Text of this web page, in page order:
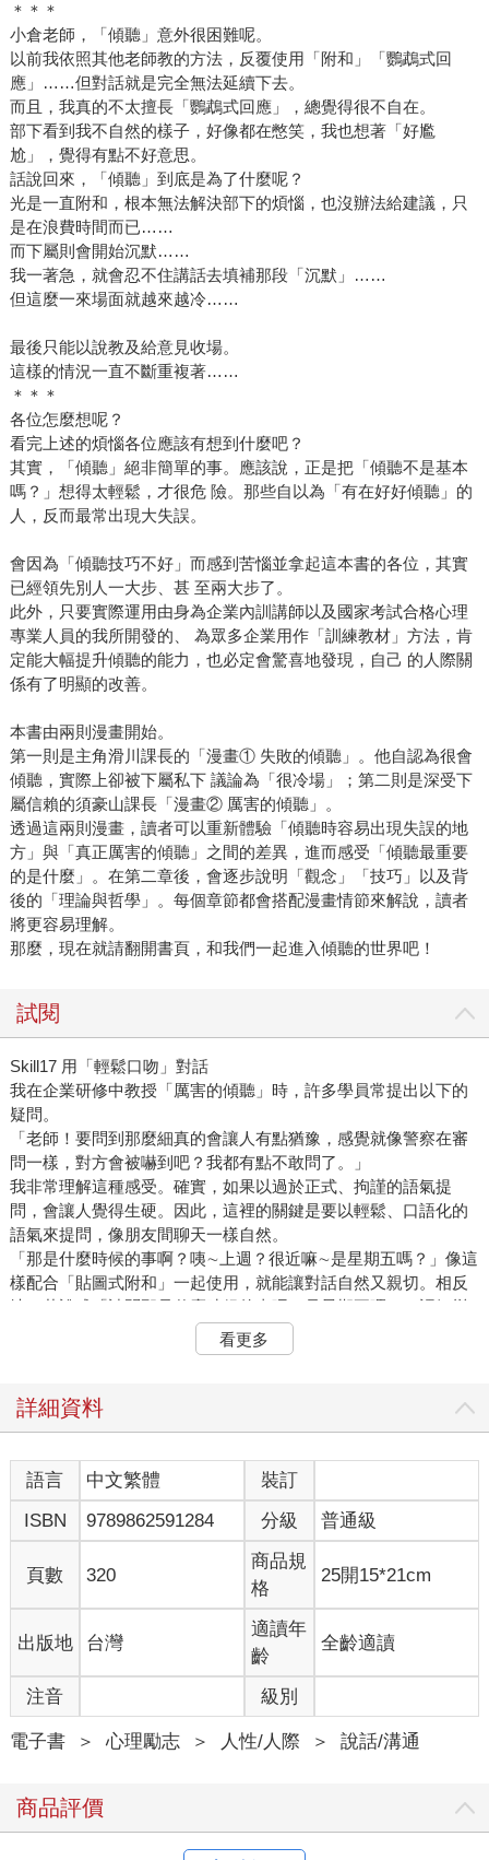
＊＊＊
小倉老師，「傾聽」意外很困難呢。
以前我依照其他老師教的方法，反覆使用「附和」「鸚鵡式回
應」……但對話就是完全無法延續下去。
而且，我真的不太擅長「鸚鵡式回應」，總覺得很不自在。
部下看到我不自然的樣子，好像都在憋笑，我也想著「好尷
尬」，覺得有點不好意思。
話說回來，「傾聽」到底是為了什麼呢？
光是一直附和，根本無法解決部下的煩惱，也沒辦法給建議，只
是在浪費時間而已……
而下屬則會開始沉默……
我一著急，就會忍不住講話去填補那段「沉默」……
但這麼一來場面就越來越冷……
最後只能以說教及給意見收場。
這樣的情況一直不斷重複著……
＊＊＊
各位怎麼想呢？
看完上述的煩惱各位應該有想到什麼吧？
其實，「傾聽」絕非簡單的事。應該說，正是把「傾聽不是基本
嗎？」想得太輕鬆，才很危 險。那些自以為「有在好好傾聽」的
人，反而最常出現大失誤。
會因為「傾聽技巧不好」而感到苦惱並拿起這本書的各位，其實
已經領先別人一大步、甚 至兩大步了。
此外，只要實際運用由身為企業內訓講師以及國家考試合格心理
專業人員的我所開發的、 為眾多企業用作「訓練教材」方法，肯
定能大幅提升傾聽的能力，也必定會驚喜地發現，自己 的人際關
係有了明顯的改善。
本書由兩則漫畫開始。
第一則是主角滑川課長的「漫畫① 失敗的傾聽」。他自認為很會
傾聽，實際上卻被下屬私下 議論為「很冷場」；第二則是深受下
屬信賴的須豪山課長「漫畫② 厲害的傾聽」。
透過這兩則漫畫，讀者可以重新體驗「傾聽時容易出現失誤的地
方」與「真正厲害的傾聽」之間的差異，進而感受「傾聽最重要
的是什麼」。在第二章後，會逐步說明「觀念」「技巧」以及背
後的「理論與哲學」。每個章節都會搭配漫畫情節來解說，讀者
將更容易理解。
那麼，現在就請翻開書頁，和我們一起進入傾聽的世界吧！
試閱
Skill17 用「輕鬆口吻」對話
我在企業研修中教授「厲害的傾聽」時，許多學員常提出以下的
疑問。
「老師！要問到那麼細真的會讓人有點猶豫，感覺就像警察在審
問一樣，對方會被嚇到吧？我都有點不敢問了。」
我非常理解這種感受。確實，如果以過於正式、拘謹的語氣提
問，會讓人覺得生硬。因此，這裡的關鍵是要以輕鬆、口語化的
語氣來提問，像朋友間聊天一樣自然。
「那是什麼時候的事啊？咦∼上週？很近嘛∼是星期五嗎？」像這
樣配合「貼圖式附和」一起使用，就能讓對話自然又親切。相反
地，若說成「請問那是什麼時候的事呢？是星期五嗎？」語氣變
得太禮貌、太書面，就真的會像在「審問取供」，讓對方緊張起
題（5W1H）」，也可以適時加入「封閉式問題」（可用YES或
過於正式。這時不妨刻意換成「大概是星期五那天嗎？」（封閉
式問題），藉由這樣自然的語氣轉換，讓對話更輕鬆順暢。
要做到「厲害的傾聽」，關鍵在於能引出對方多麼真實的「經
歷」。而要讓這個過程順利進行，說話的語氣與氛圍就非常重
要。建議搭配後面將提到的「刪減多餘的語句」技巧一起使用，
讓對話節奏流暢、自然輕快。若提問冗長、語氣沉重，原本正要
浮現的情緒就會被壓回去。請記得要保持節奏明快、語氣爽朗、
句子簡短。這樣，對方的情感才能自在地流洩出來。
總結
傾聽對方敘述「經歷」時，要避免氣氛變得像審問般沉重。以輕
鬆自然的口吻、刪去多餘詞句，並以輕快的節奏來提問會更有
看更多
詳細資料
語言 中文繁體
裝訂
ISBN
9789862591284 分級 普通級
頁數 320
商品規
格
25開15*21cm
出版地 台灣
適讀年
齡
全齡適讀
注音 級別
電子書 ＞ 心理勵志 ＞ 人性/人際 ＞ 說話/溝通
商品評價